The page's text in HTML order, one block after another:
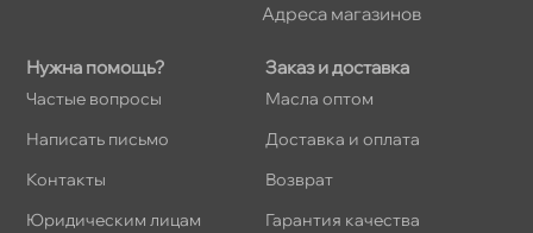
Нужна помощь?
Частые вопросы
Написать письмо
Контакты
Юридическим лицам
Заказ и доставка
Масла оптом
Доставка и оплата
озврат
Гарантия качества
Адреса магазино